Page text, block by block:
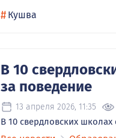
# Кушва
В 10
за поведение
13 апреля 2026, 11:35
В 10 свердловских